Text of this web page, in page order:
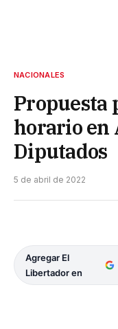
NACIONALES
Propuesta
horario en
Diputados
5 de abril de 2022
Agregar El
Libertador en